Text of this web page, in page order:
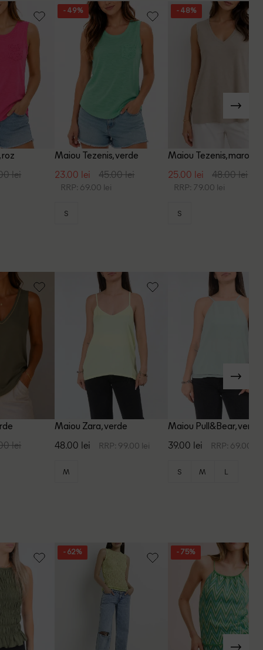
roz
lei
- 49%
Maiou Tezenis, verde
23.00 lei 45.00 lei
RRP: 69.00 lei
S
- 48%
Maiou Tezenis, maro
25.00 lei 48.00 lei
RRP: 79.00 lei
S
lei
Maiou Zara, verde
48.00 lei RRP: 99.00 lei
M
Maiou Pull&Bear, verde
39.00 lei RRP: 69.00 lei
S M L
- 62% - 75%